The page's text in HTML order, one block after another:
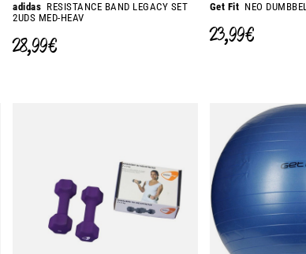
adidas RESISTANCE BAND LEGACY SET
2UDS MED-HEAV
28,99 €
Get Fit NEO
23,99 €